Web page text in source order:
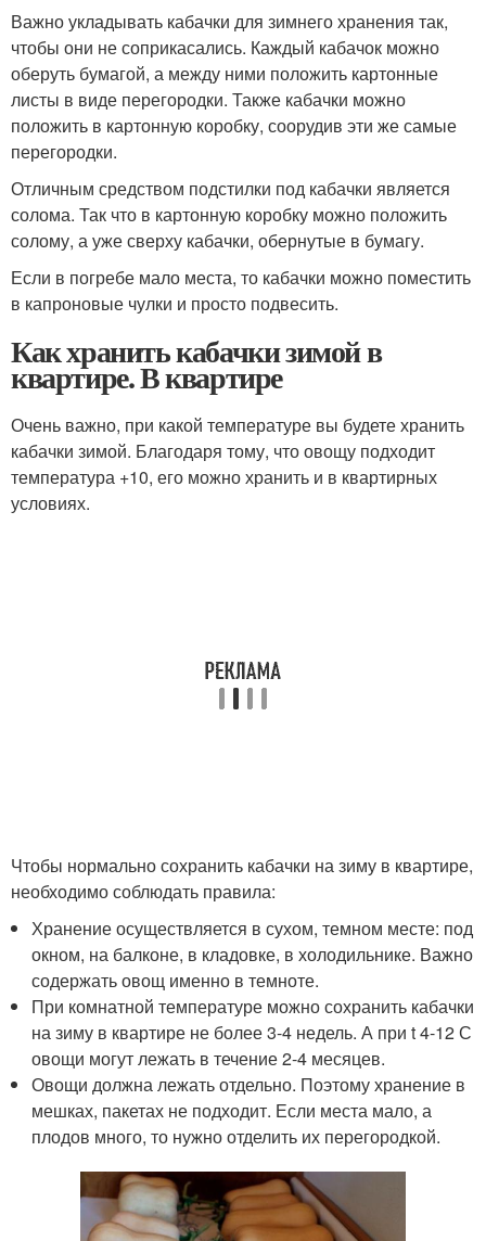
Важно укладывать кабачки для зимнего хранения так,
чтобы они не соприкасались. Каждый кабачок можно
оберуть бумагой, а между ними положить картонные
листы в виде перегородки. Также кабачки можно
положить в картонную коробку, соорудив эти же самые
перегородки.
Отличным средством подстилки под кабачки является
солома. Так что в картонную коробку можно положить
солому, а уже сверху кабачки, обернутые в бумагу.
Если в погребе мало места, то кабачки можно поместить
в капроновые чулки и просто подвесить.
Как хранить кабачки зимой в
квартире. В квартире
Очень важно, при какой температуре вы будете хранить
кабачки зимой. Благодаря тому, что овощу подходит
температура +10, его можно хранить и в квартирных
условиях.
Чтобы нормально сохранить кабачки на зиму в квартире,
необходимо соблюдать правила:
Хранение осуществляется в сухом, темном месте: под
окном, на балконе, в кладовке, в холодильнике. Важно
содержать овощ именно в темноте.
При комнатной температуре можно сохранить кабачки
на зиму в квартире не более 3-4 недель. А при t 4-12 С
овощи могут лежать в течение 2-4 месяцев.
Овощи должна лежать отдельно. Поэтому хранение в
мешках, пакетах не подходит. Если места мало, а
плодов много, то нужно отделить их перегородкой.